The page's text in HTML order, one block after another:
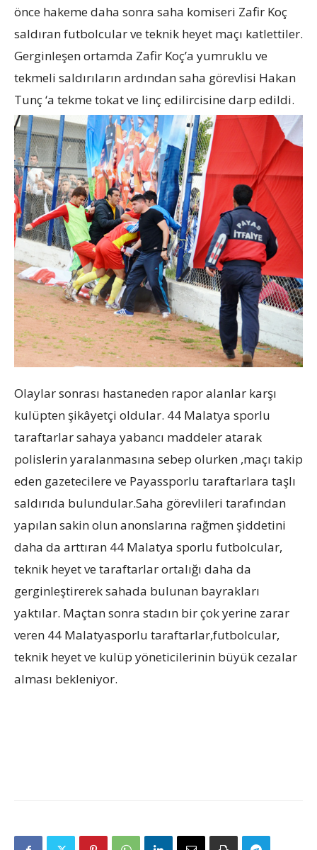
önce hakeme daha sonra saha komiseri Zafir Koç
saldıran futbolcular ve teknik heyet maçı katlettiler.
Gerginleşen ortamda Zafir Koç’a yumruklu ve
tekmeli saldırıların ardından saha görevlisi Hakan
Tunç ‘a tekme tokat ve linç edilircisine darp edildi.
Olaylar sonrası hastaneden rapor alanlar karşı
kulüpten şikâyetçi oldular. 44 Malatya sporlu
taraftarlar sahaya yabancı maddeler atarak
polislerin yaralanmasına sebep olurken ,maçı takip
eden gazetecilere ve Payassporlu taraftarlara taşlı
saldırıda bulundular.Saha görevlileri tarafından
yapılan sakin olun anonslarına rağmen şiddetini
daha da arttıran 44 Malatya sporlu futbolcular,
teknik heyet ve taraftarlar ortalığı daha da
gerginleştirerek sahada bulunan bayrakları
yaktılar. Maçtan sonra stadın bir çok yerine zarar
veren 44 Malatyasporlu taraftarlar,futbolcular,
teknik heyet ve kulüp yöneticilerinin büyük cezalar
alması bekleniyor.